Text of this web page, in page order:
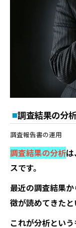
調査結果の分
調査報告書の運用
調査結果の分析
スです。
最近の調査結果
徴が読めてきたと
これが分析という